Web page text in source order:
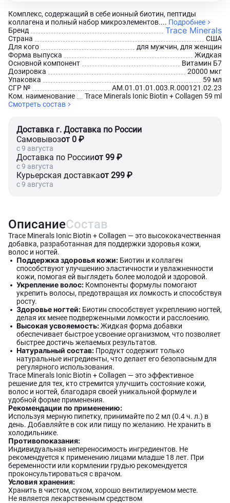
Комплекс, содержащий в себе ионный биотин, пептиды
коллагена и полный набор микроэлементов.... Подробнее
Бренд
Trace Minerals
Страна
США
Для кого
для мужчин, для женщин
Форма выпуска
Жидкая
Основной компонент
Витамин Б7
Дозировка
20000 мкг
Упаковка
59 мл
СГР №
AM.01.01.01.003.R.000121.02.23
Ком. наименование
Trace Minerals Ionic Biotin + Collagen 59 ml
Смотреть состав
Доставка г. Доставка по России
Самовывозот 0 ₽
c 9 августа
Доставка по Россииот 99 ₽
c 9 августа
Курьерская доставкаот 299 ₽
c 9 августа
ОписаниеСостав
Trace Minerals Ionic Biotin + Collagen — это высококачественная
добавка, разработанная для поддержки здоровья кожи,
волос и ногтей.
Поддержка здоровья кожи: Биотин и коллаген
способствуют улучшению эластичности и увлажненности
кожи, помогая ей выглядеть более молодой и здоровой.
Укрепление волос: Компоненты формулы помогают
укрепить волосы, предотвращая их ломкость и способствуя
росту.
Здоровье ногтей: Биотин способствует укреплению ногтей,
делая их менее подверженными ломкости и расслоению.
Высокая усвояемость:Жидкая форма добавки
обеспечивает быстрое усвоение организмом, что позволяет
быстрее достичь желаемых результатов.
Натуральный состав: Продукт содержит только
натуральные ингредиенты, что делает его безопасным для
регулярного использования.
Trace Minerals Ionic Biotin + Collagen — это эффективное
решение для тех, кто стремится улучшить состояние кожи,
волос и ногтей, благодаря своей уникальной формуле и
удобной форме применения.
Рекомендации по применению:
Используя мерную пипетку, принимайте по 2 мл (0.4 ч. л.) в
день. Добавляйте в сок или пищу по желанию. Не хранить в
холодильнике.
Противопоказания:
Индивидуальная непереносимость ингредиентов. Не
рекомендуется к применению лицами младше 18 лет. При
беременности или кормлении грудью рекомендуется
проконсультироваться с врачом.
Условия хранения:
Хранить в чистом, сухом, хорошо вентилируемом месте.
Не является лекарственным средством